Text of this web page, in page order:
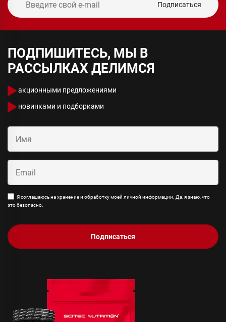
Подписаться
ПОДПИШИТЕСЬ, МЫ В
РАССЫЛКАХ ДЕЛИМСЯ
акционными предложениями
новинками и подборками
Я соглашаюсь на хранение и обработку моей личной информации. Да, я знаю, что
это безопасно.
Подписаться